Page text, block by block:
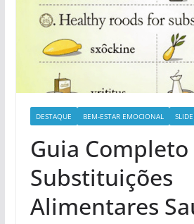
DESTAQUE BEM-ESTAR EMOCIONAL
Guia Completo
Substituições
Alimentares